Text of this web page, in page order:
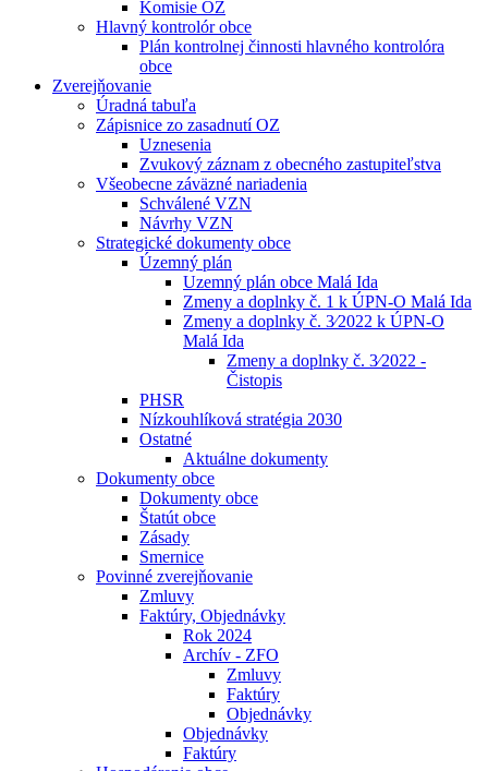
Komisie OZ
Hlavný kontrolór obce
Plán kontrolnej činnosti hlavného kontrolóra
obce
Zverejňovanie
Úradná tabuľa
Zápisnice zo zasadnutí OZ
Uznesenia
Zvukový záznam z obecného zastupiteľstva
Všeobecne záväzné nariadenia
Schválené VZN
Návrhy VZN
Strategické dokumenty obce
Územný plán
Uzemný plán obce Malá Ida
Zmeny a doplnky č. 1 k ÚPN-O Malá Ida
Zmeny a doplnky č. 3⁄2022 k ÚPN-O
Malá Ida
Zmeny a doplnky č. 3⁄2022 -
Čistopis
PHSR
Nízkouhlíková stratégia 2030
Ostatné
Aktuálne dokumenty
Dokumenty obce
Dokumenty obce
Štatút obce
Zásady
Smernice
Povinné zverejňovanie
Zmluvy
Faktúry, Objednávky
Rok 2024
Archív - ZFO
Zmluvy
Faktúry
Objednávky
Objednávky
Faktúry